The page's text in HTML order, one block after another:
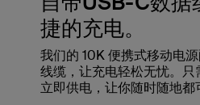
捷的充电。
我们的 10K 便携式移动电
线缆，让充电轻松无忧。
立即供电，让你随时随地都